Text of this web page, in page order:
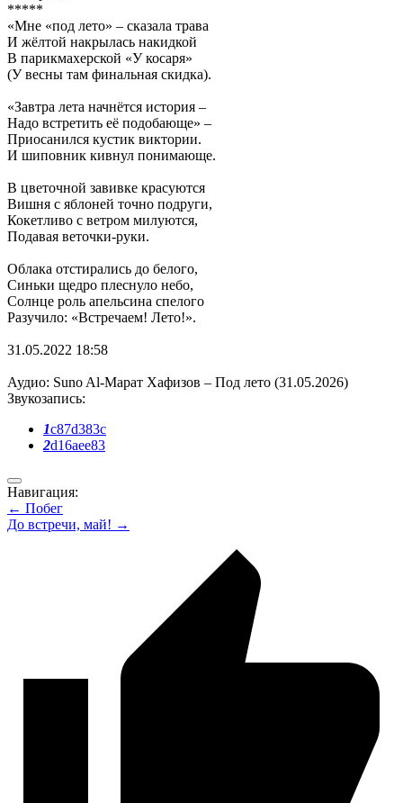
*****
«Мне «под лето» – сказала трава
И жёлтой накрылась накидкой
В парикмахерской «У косаря»
(У весны там финальная скидка).
«Завтра лета начнётся история –
Надо встретить её подобающе» –
Приосанился кустик виктории.
И шиповник кивнул понимающе.
В цветочной завивке красуются
Вишня с яблоней точно подруги,
Кокетливо с ветром милуются,
Подавая веточки-руки.
Облака отстирались до белого,
Синьки щедро плеснуло небо,
Солнце роль апельсина спелого
Разучило: «Встречаем! Лето!».
31.05.2022 18:58
Аудио: Suno Al-Марат Хафизов – Под лето (31.05.2026)
Звукозапись:
1c87d383c
2d16aee83
Навигация:
← Побег
До встречи, май! →